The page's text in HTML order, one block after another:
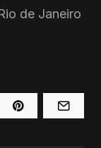
de Janeiro